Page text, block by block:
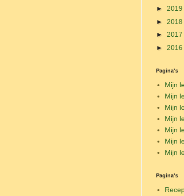
► 2019
► 2018
► 2017
► 2016
Pagina's
Mijn
Mijn
Mijn
Mijn
Mijn
Mijn
Mijn
Pagina's